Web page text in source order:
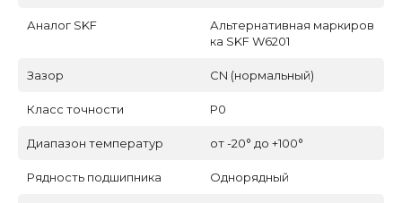
Аналог SKF
Альтернативная маркиров
ка SKF W6201
Зазор CN (нормальный)
Класс точности P0
Диапазон температур от -20° до +100°
Рядность подшипника Однорядный